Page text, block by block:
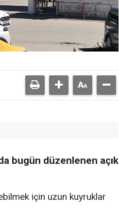
bugün düzenlenen açık
için uzun kuyruklar